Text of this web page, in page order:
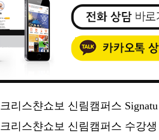
크리스챤쇼보 신림캠퍼스
크리스챤쇼보 신림캠퍼스 수강